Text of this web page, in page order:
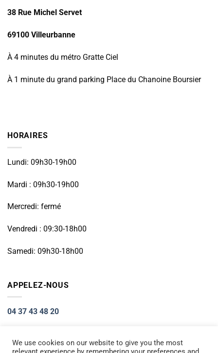
38 Rue Michel Servet
69100 Villeurbanne
À 4 minutes du métro Gratte Ciel
À 1 minute du grand parking Place du Chanoine Boursier
HORAIRES
Lundi: 09h30-19h00
Mardi : 09h30-19h00
Mercredi: fermé
Vendredi : 09:30-18h00
Samedi: 09h30-18h00
APPELEZ-NOUS
04 37 43 48 20
We use cookies on our website to give you the most